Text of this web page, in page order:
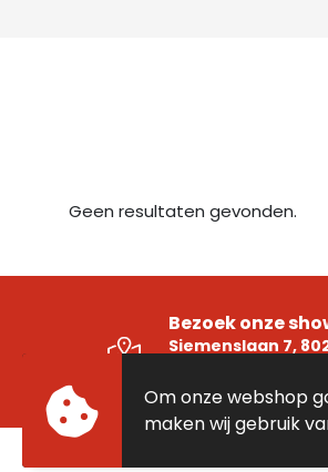
Geen resultaten gevonden.
Bezoek onze
Siemenslaan 7,
Om onze webshop
maken wij gebruik